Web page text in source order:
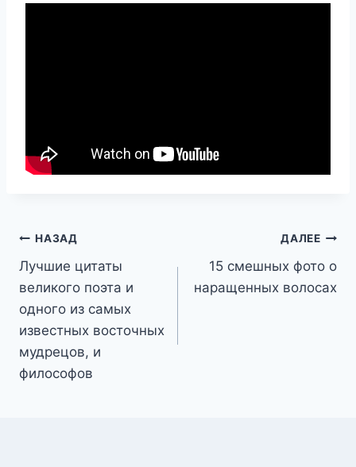
Навигация
по
записям
НАЗАД
Лучшие цитаты
великого поэта и
одного из самых
известных восточных
мудрецов, и
философов
ДАЛЕЕ
15 смешных фото о
наращенных волосах